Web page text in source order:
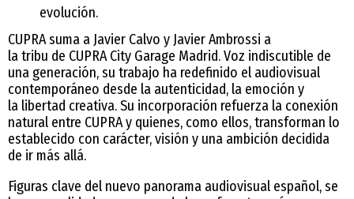
evolución.
CUPRA suma a Javier Calvo y Javier Ambrossi a
la tribu de CUPRA City Garage Madrid. Voz indiscutible de
una generación, su trabajo ha redefinido el audiovisual
contemporáneo desde la autenticidad, la emoción y
la libertad creativa. Su incorporación refuerza la conexión
natural entre CUPRA y quienes, como ellos, transforman lo
establecido con carácter, visión y una ambición decidida
de ir más allá.
Figuras clave del nuevo panorama audiovisual español, se